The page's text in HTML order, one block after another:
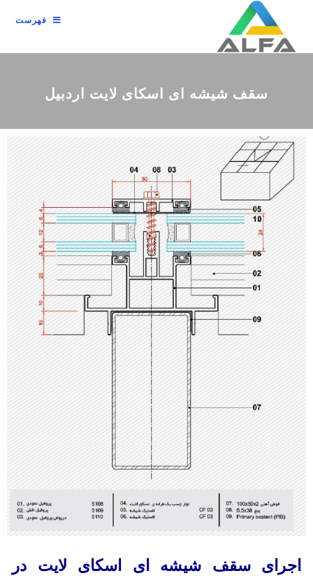
فهرست
سقف شیشه ای اسکای لایت اردبیل
اجرای سقف شیشه ای اسکای لایت در